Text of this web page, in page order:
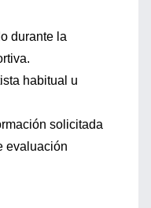
durante la
habitual u
solicitada
evaluación